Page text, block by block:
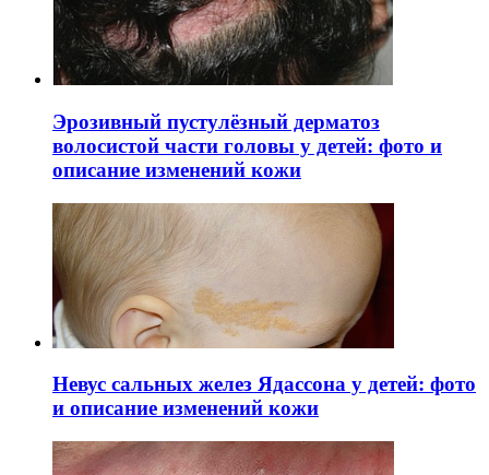
Эрозивный пустулёзный дерматоз
волосистой части головы у детей: фото и
описание изменений кожи
Невус сальных желез Ядассона у детей: фото
и описание изменений кожи